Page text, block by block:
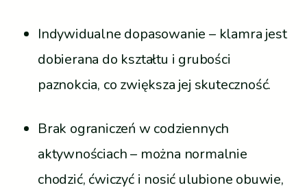
Indywidualne dopasowanie – klamra jest
dobierana do kształtu i grubości
paznokcia, co zwiększa jej skuteczność.
Brak ograniczeń w codziennych
aktywnościach – można normalnie
chodzić, ćwiczyć i nosić ulubione obuwie,